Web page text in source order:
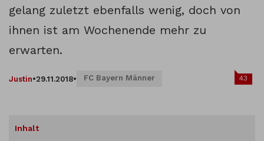
gelang zuletzt ebenfalls wenig, doch von
ihnen ist am Wochenende mehr zu
erwarten.
Justin•29.11.2018• FC Bayern Männer 43
Inhalt